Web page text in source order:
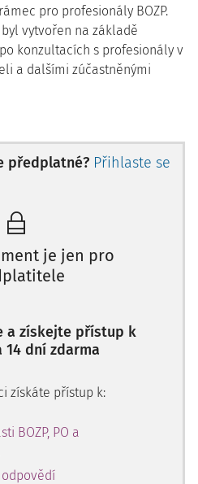
pro profesionály BOZP.
vytvořen na základě
konzultacích s profesionály v
a dalšími zúčastněnými
Safety and Health je
profesionálům v oblasti
držet krok s rychlými změnami
rámec rozšiřuje
změn.
k efektivnímu výkonu
navržen tak, aby byl
maximalizovat výkon
předplatné? Přihlaste se
je jen pro
a získejte přístup k
14 dní zdarma
získáte přístup k:
BOZP, PO a